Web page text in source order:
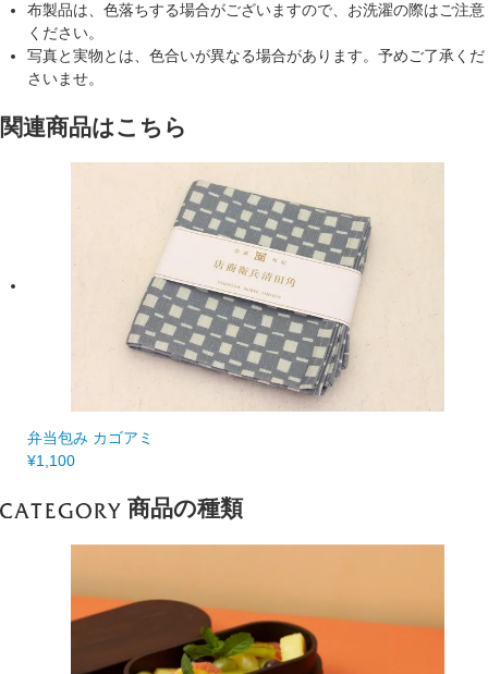
布製品は、色落ちする場合がございますので、お洗濯の際はご注意
ください。
写真と実物とは、色合いが異なる場合があります。予めご了承くだ
さいませ。
関連商品はこちら
弁当包み カゴアミ
¥1,100
商品の種類